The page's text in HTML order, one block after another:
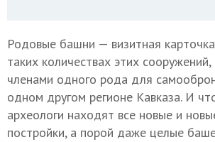
Родовые башни — визитная
таких количествах этих
членами одного рода для
одном другом регионе Кавказа. И
археологи находят все новые и
постройки, а порой даже целые